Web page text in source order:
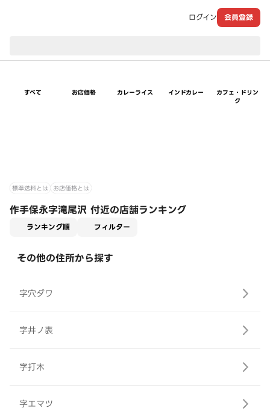
ログイン 会員登録
すべて お店価格 カレーライス インドカレー
カフェ・ドリン
ク
標準送料とは お店価格とは
作手保永字滝尾沢 付近の店舗ランキング
ランキング順 フィルター
その他の住所から探す
字穴ダワ
字井ノ表
字打木
字エマツ